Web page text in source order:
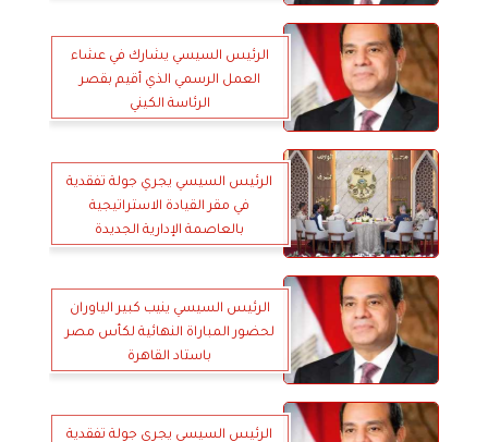
الرئيس السيسي يشارك في عشاء
العمل الرسمي الذي أقيم بقصر
الرئاسة الكيني
الرئيس السيسي يجري جولة تفقدية
في مقر القيادة الاستراتيجية
بالعاصمة الإدارية الجديدة
الرئيس السيسي ينيب كبير الياوران
لحضور المباراة النهائية لكأس مصر
باستاد القاهرة
الرئيس السيسي يجري جولة تفقدية